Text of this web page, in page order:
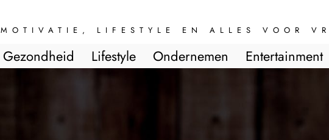
MOTIVATIE, LIFESTYLE EN ALLES VOOR
Gezondheid Lifestyle Ondernemen Entertainment